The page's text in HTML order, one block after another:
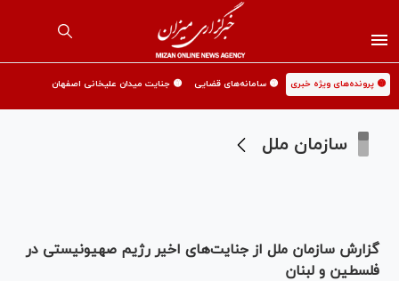
🟡 پرونده‌های ویژه خبری 🟡 سامانه‌های قضایی 🟡 جنایت میدان علیخانی اصفهان
سازمان ملل
گزارش سازمان ملل از جنایت‌های اخیر رژیم صهیونیستی در
فلسطین و لبنان